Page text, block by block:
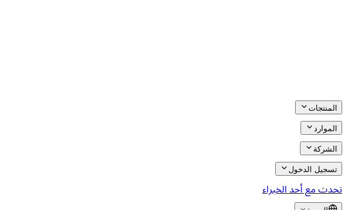
المنتجات
الموارد
الشركة
تسجيل الدخول
تحدث مع أحد الخبراء